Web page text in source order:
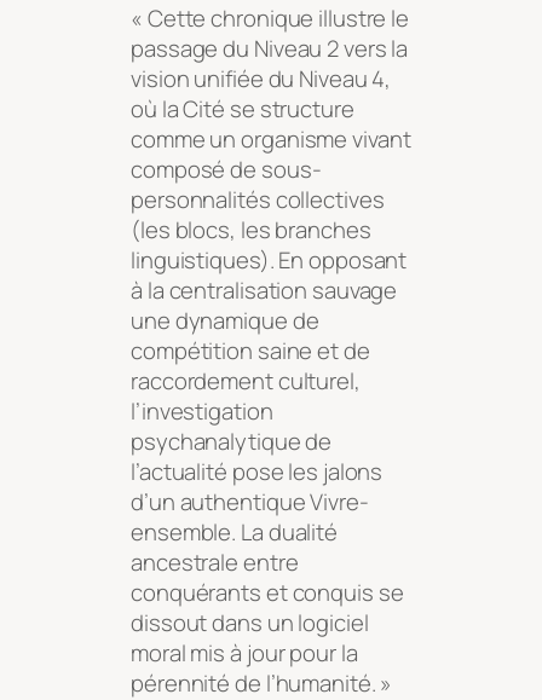
« Cette chronique illustre le
passage du Niveau 2 vers la
vision unifiée du Niveau 4,
où la Cité se structure
comme un organisme vivant
composé de sous-
personnalités collectives
(les blocs, les branches
linguistiques). En opposant
à la centralisation sauvage
une dynamique de
compétition saine et de
raccordement culturel,
l’investigation
psychanalytique de
l’actualité pose les jalons
d’un authentique Vivre-
ensemble. La dualité
ancestrale entre
conquérants et conquis se
dissout dans un logiciel
moral mis à jour pour la
pérennité de l’humanité. »